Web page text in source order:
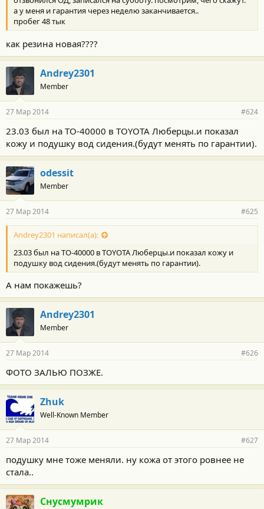
а у меня и гарантия через неделю заканчивается..
пробег 48 тык
как резина новая????
Andrey2301
Member
27 Мар 2014 #624
23.03 был на ТО-40000 в TOYOTA Люберцы.и показал
кожу и подушку вод сидения.(будут менять по гарантии).
odessit
Member
27 Мар 2014 #625
Andrey2301 написал(а):
23.03 был на ТО-40000 в TOYOTA Люберцы.и показал кожу и
подушку вод сидения.(будут менять по гарантии).
А нам покажешь?
Andrey2301
Member
27 Мар 2014 #626
ФОТО ЗАЛЬЮ ПОЗЖЕ.
Zhuk
Well-Known Member
27 Мар 2014 #627
подушку мне тоже меняли. ну кожа от этого ровнее не
стала..
Снусмумрик